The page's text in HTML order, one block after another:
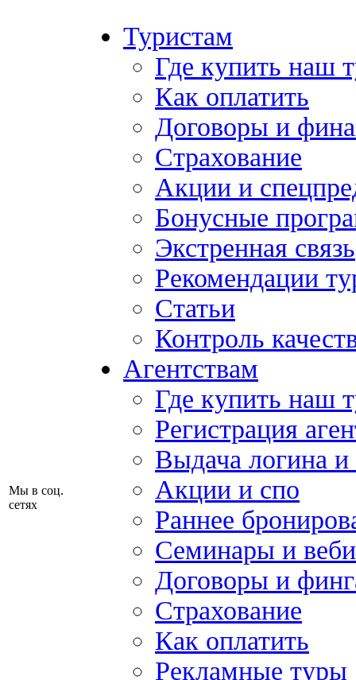
Мы в соц.
сетях
Туристам
Где купить наш
Как оплатить
Договоры и
Страхование
Акции и
Бонусные
Экстренная связь
Рекомендации
Статьи
Контроль
Агентствам
Где купить наш
Регистрация
Выдача логина и
Акции и спо
Раннее
Семинары и
Договоры и
Страхование
Как оплатить
Рекламные туры